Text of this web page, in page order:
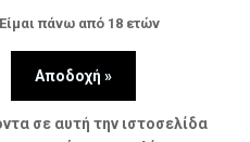
Είμαι πάνω από 18 ετών
σε αυτή την ιστοσελίδα